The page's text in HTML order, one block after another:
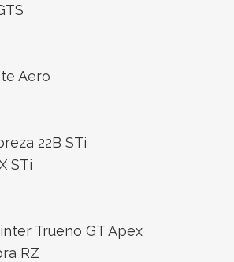
Aero
22B STi
STi
Trueno GT Apex
RZ